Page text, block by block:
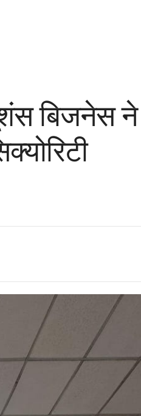
बिजनेस ने